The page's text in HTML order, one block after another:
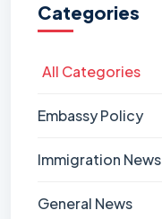
Categories
All Categories
Embassy Policy
Immigration News
General News